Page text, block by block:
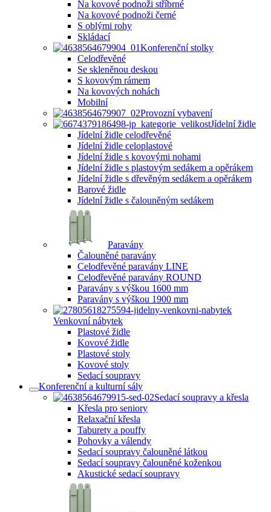
Na kovové podnoži stříbrné
Na kovové podnoži černé
S oblými rohy
Skládací
Konferenční stolky
Celodřevěné
Se skleněnou deskou
S kovovým rámem
Na kovových nohách
Mobilní
Provozní vybavení
Jídelní židle
Jídelní židle celodřevěné
Jídelní židle celoplastové
Jídelní židle s kovovými nohami
Jídelní židle s plastovým sedákem a opěrákem
Jídelní židle s dřevěným sedákem a opěrákem
Barové židle
Jídelní židle s čalouněným sedákem
Paravány
Čalouněné paravány
Celodřevěné paravány LINE
Celodřevěné paravány ROUND
Paravány s výškou 1600 mm
Paravány s výškou 1900 mm
Venkovní nábytek
Plastové židle
Kovové židle
Plastové stoly
Kovové stoly
Sedací soupravy
Konferenční a kulturní sály
Sedací soupravy a křesla
Křesla pro seniory
Relaxační křesla
Taburety a pouffy
Pohovky a válendy
Sedací soupravy čalouněné látkou
Sedací soupravy čalouněné koženkou
Akustické sedací soupravy